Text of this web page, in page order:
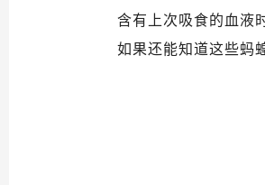
含有上次吸食的血液
如果还能知道这些蚂